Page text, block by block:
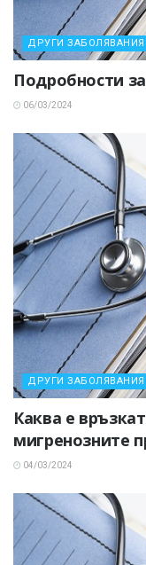
ДРУГИ ЗАБОЛЯВАНИЯ
Подробности
06/03/2024
ДРУГИ ЗАБОЛЯВАНИЯ
Каква е
мигренозните
04/03/2024